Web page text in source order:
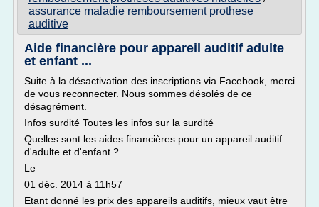
assurance maladie remboursement prothese
auditive
Aide financière pour appareil auditif adulte
et enfant ...
Suite à la désactivation des inscriptions via Facebook, merci
de vous reconnecter. Nous sommes désolés de ce
désagrément.
Infos surdité Toutes les infos sur la surdité
Quelles sont les aides financières pour un appareil auditif
d'adulte et d'enfant ?
Le
01 déc. 2014 à 11h57
Etant donné les prix des appareils auditifs, mieux vaut être